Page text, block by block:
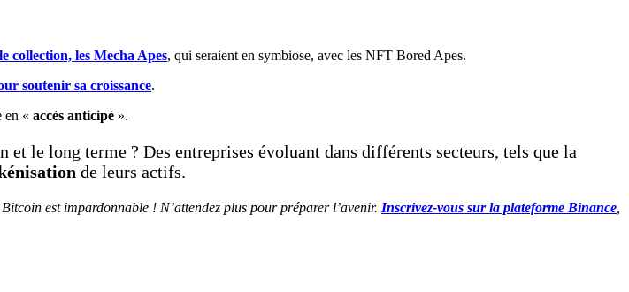
collection, les Mecha Apes, qui seraient en symbiose, avec les NFT Bored Apes.
soutenir sa croissance.
en « accès anticipé ».
et le long terme ? Des entreprises évoluant dans différents secteurs, tels que la
de leurs actifs.
est impardonnable ! N’attendez plus pour préparer l’avenir. Inscrivez-vous sur la plateforme Binance